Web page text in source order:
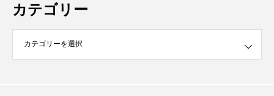
カテゴリー